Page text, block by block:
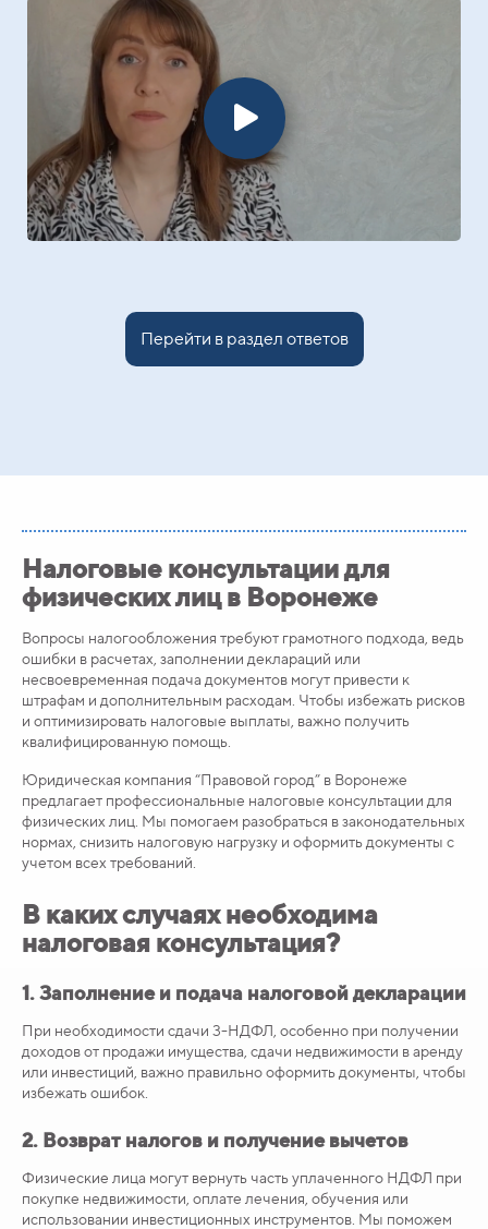
Перейти в раздел ответов
Налоговые консультации для
физических лиц в Воронеже
Вопросы налогообложения требуют грамотного подхода, ведь
ошибки в расчетах, заполнении деклараций или
несвоевременная подача документов могут привести к
штрафам и дополнительным расходам. Чтобы избежать рисков
и оптимизировать налоговые выплаты, важно получить
квалифицированную помощь.
Юридическая компания “Правовой город” в Воронеже
предлагает профессиональные налоговые консультации для
физических лиц. Мы помогаем разобраться в законодательных
нормах, снизить налоговую нагрузку и оформить документы с
учетом всех требований.
В каких случаях необходима
налоговая консультация?
1.Заполнение и подача налоговой декларации
При необходимости сдачи 3-НДФЛ, особенно при получении
доходов от продажи имущества, сдачи недвижимости в аренду
или инвестиций, важно правильно оформить документы, чтобы
избежать ошибок.
2. Возврат налогов и получение вычетов
Физические лица могут вернуть часть уплаченного НДФЛ при
покупке недвижимости, оплате лечения, обучения или
использовании инвестиционных инструментов. Мы поможем